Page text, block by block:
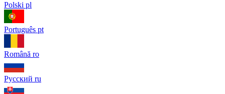
Polski pl
Português pt
Română ro
Русский ru